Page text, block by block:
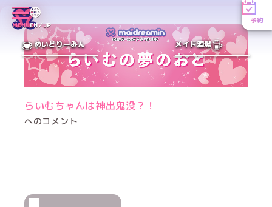
MENUEN／JP
予約
めいどりーみん メイド酒場
らいむちゃんは神出鬼没？！
へのコメント